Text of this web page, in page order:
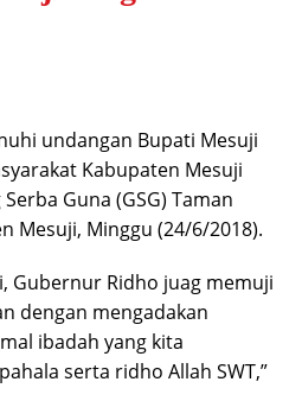
undangan Bupati Mesuji
Kabupaten Mesuji
Guna (GSG) Taman
Mesuji, Minggu (24/6/2018).
Gubernur Ridho juag memuji
dengan mengadakan
ibadah yang kita
serta ridho Allah SWT,”